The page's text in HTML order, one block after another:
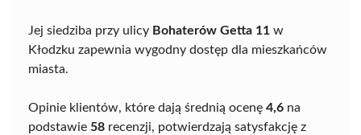
Jej siedziba przy ulicy Bohaterów Getta 11 w
Kłodzku zapewnia wygodny dostęp dla mieszkańców
miasta.
Opinie klientów, które dają średnią ocenę 4,6 na
podstawie 58 recenzji, potwierdzają satysfakcję z